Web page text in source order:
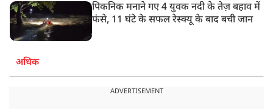
पिकनिक मनाने गए 4 युवक नदी के तेज़ बहाव में
फंसे, 11 घंटे के सफल रेस्क्यू के बाद बची जान
अधिक
ADVERTISEMENT